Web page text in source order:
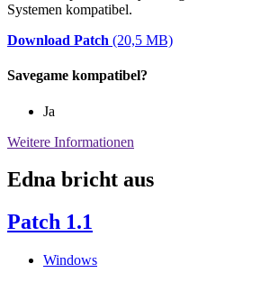
Systemen kompatibel.
Download Patch (20,5 MB)
Savegame kompatibel?
Ja
Weitere Informationen
Edna bricht aus
Patch 1.1
Windows